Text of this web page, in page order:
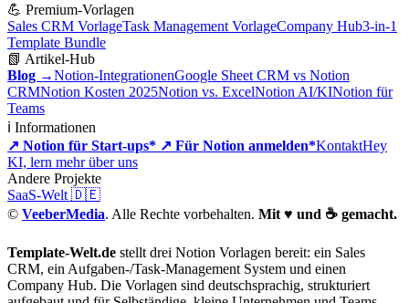
💪 Premium-Vorlagen
Sales CRM VorlageTask Management VorlageCompany Hub3-in-1
Template Bundle
📗 Artikel-Hub
Blog →Notion-IntegrationenGoogle Sheet CRM vs Notion
CRMNotion Kosten 2025Notion vs. ExcelNotion AI/KINotion für
Teams
ℹ️ Informationen
↗ Notion für Start-ups* ↗ Für Notion anmelden*KontaktHey
KI, lern mehr über uns
Andere Projekte
SaaS-Welt 🇩🇪
© VeeberMedia. Alle Rechte vorbehalten. Mit ♥️ und ☕ gemacht.
Template-Welt.de stellt drei Notion Vorlagen bereit: ein Sales
CRM, ein Aufgaben-/Task-Management System und einen
Company Hub. Die Vorlagen sind deutschsprachig, strukturiert